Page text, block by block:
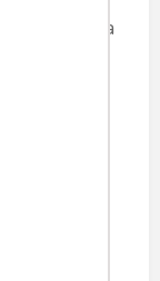
pasca
di dalam
Tentu